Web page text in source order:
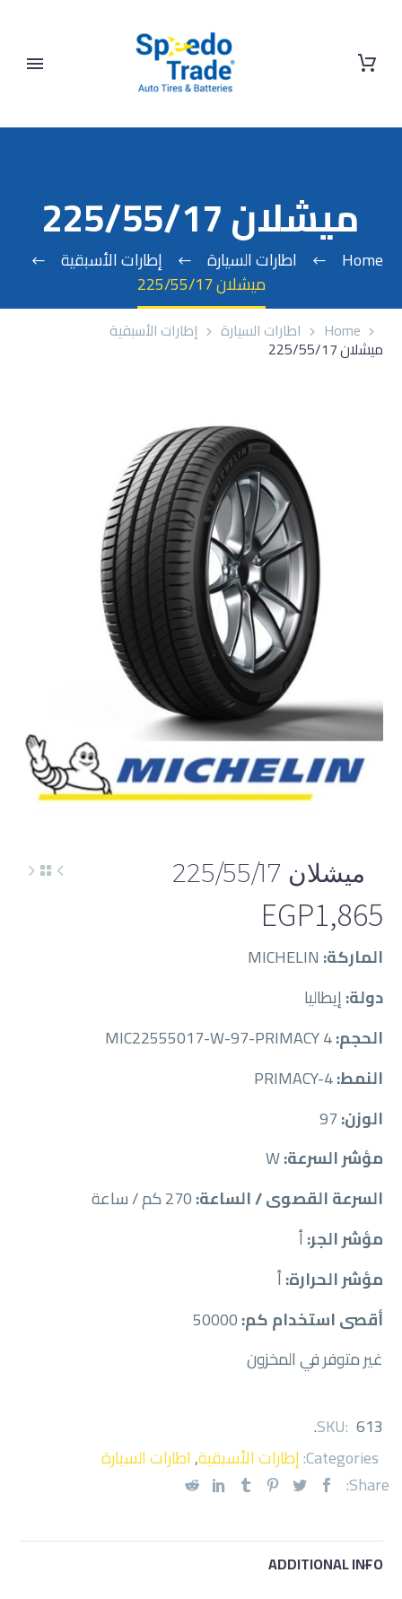
English
ميشلان 225/55/17
Home اطارات السيارة
إطارات الأسبقية
ميشلان 225/55/17
Home اطارات السيارة إطارات الأسبقية
ميشلان 225/55/17
ميشلان 225/55/17
EGP1,865
الماركة:
دولة:إيطاليا
الحجم:
النمط:
الوزن:
مؤشر السرعة:
السرعة القصوى / الساعة:
مؤشر الجر:أ
مؤشر الحرارة:أ
أقصى استخدام كم:
غير متوفر في المخزون
SKU: 613
.
Categories: إطارات الأسبقية,اطارات السيارة
Share:
ADDITIONAL INFO